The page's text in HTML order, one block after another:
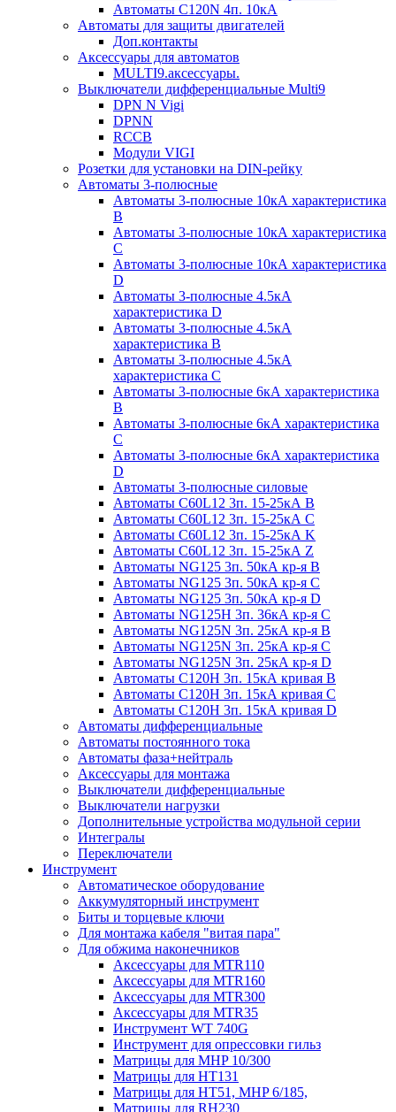
Автоматы С120N 4п. 10кА
Автоматы для защиты двигателей
Доп.контакты
Аксессуары для автоматов
MULTI9.аксессуары.
Выключатели дифференциальные Multi9
DPN N Vigi
DPNN
RCCB
Модули VIGI
Розетки для установки на DIN-рейку
Автоматы 3-полюсные
Автоматы 3-полюсные 10кА характеристика
B
Автоматы 3-полюсные 10кА характеристика
C
Автоматы 3-полюсные 10кА характеристика
D
Автоматы 3-полюсные 4.5кА
характеристика D
Автоматы 3-полюсные 4.5кА
характеристика В
Автоматы 3-полюсные 4.5кА
характеристика С
Автоматы 3-полюсные 6кА характеристика
B
Автоматы 3-полюсные 6кА характеристика
C
Автоматы 3-полюсные 6кА характеристика
D
Автоматы 3-полюсные силовые
Автоматы C60L12 3п. 15-25кА B
Автоматы C60L12 3п. 15-25кА C
Автоматы C60L12 3п. 15-25кА K
Автоматы C60L12 3п. 15-25кА Z
Автоматы NG125 3п. 50кА кр-я B
Автоматы NG125 3п. 50кА кр-я C
Автоматы NG125 3п. 50кА кр-я D
Автоматы NG125H 3п. 36кА кр-я C
Автоматы NG125N 3п. 25кА кр-я B
Автоматы NG125N 3п. 25кА кр-я C
Автоматы NG125N 3п. 25кА кр-я D
Автоматы С120Н 3п. 15кА кривая B
Автоматы С120Н 3п. 15кА кривая C
Автоматы С120Н 3п. 15кА кривая D
Автоматы дифференциальные
Автоматы постоянного тока
Автоматы фаза+нейтраль
Аксессуары для монтажа
Выключатели дифференциальные
Выключатели нагрузки
Дополнительные устройства модульной серии
Интегралы
Переключатели
Инструмент
Автоматическое оборудование
Аккумуляторный инструмент
Биты и торцевые ключи
Для монтажа кабеля "витая пара"
Для обжима наконечников
Аксессуары для MTR110
Аксессуары для MTR160
Аксессуары для MTR300
Аксессуары для MTR35
Инструмент WT 740G
Инструмент для опрессовки гильз
Матрицы для MHP 10/300
Матрицы для НТ131
Матрицы для НТ51, MHP 6/185,
Матрицы для RH230